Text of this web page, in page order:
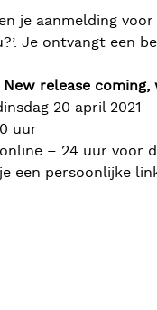
je aanmelding
Je ontvangt een
New release
20 april 2021
uur
online – 24 uur voor
een persoonlijke